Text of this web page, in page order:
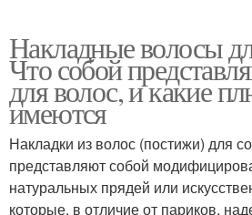
условиях
Накладки из волос
Накладные волосы
Что собой
для волос, и какие
имеются
Накладки из волос (постижи) для
представляют собой
натуральных прядей или
которые, в отличие от париков,